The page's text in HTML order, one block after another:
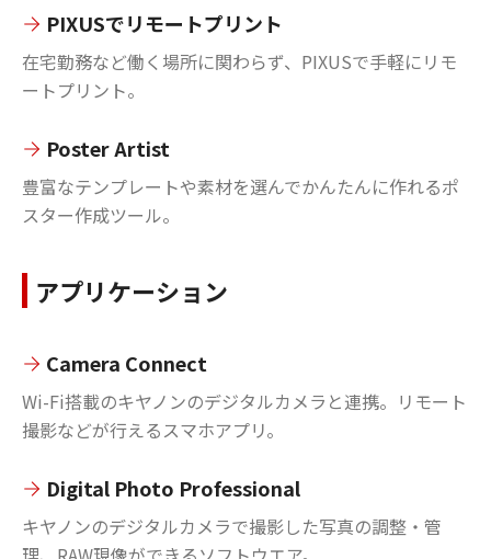
PIXUSでリモートプリント
在宅勤務など働く場所に関わらず、PIXUSで手軽にリモ
ートプリント。
Poster Artist
豊富なテンプレートや素材を選んでかんたんに作れるポ
スター作成ツール。
アプリケーション
Camera Connect
Wi-Fi搭載のキヤノンのデジタルカメラと連携。リモート
撮影などが行えるスマホアプリ。
Digital Photo Professional
キヤノンのデジタルカメラで撮影した写真の調整・管